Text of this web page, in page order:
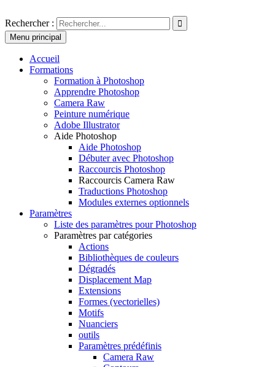
au
contenu
Photoshoplus
paramètres, tutoriels et couleurs pour Photoshop
Rechercher :
Menu principal
Accueil
Formations
Formation à Photoshop
Apprendre Photoshop
Camera Raw
Peinture numérique
Adobe Illustrator
Aide Photoshop
Aide Photoshop
Débuter avec Photoshop
Raccourcis Photoshop
Raccourcis Camera Raw
Traductions Photoshop
Modules externes optionnels
Paramètres
Liste des paramètres pour Photoshop
Paramètres par catégories
Actions
Bibliothèques de couleurs
Dégradés
Displacement Map
Extensions
Formes (vectorielles)
Motifs
Nuanciers
outils
Paramètres prédéfinis
Camera Raw